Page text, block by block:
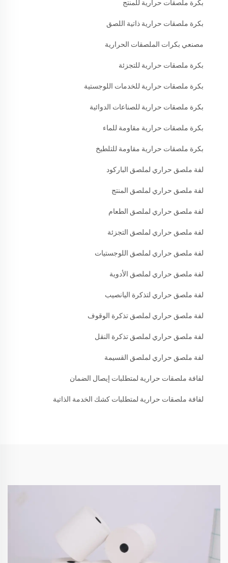
بكرة ملصقات حرارية للمنتج
بكرة ملصقات حرارية ذاتية اللصق
مصنعي بكرات الملصقات الحرارية
بكرة ملصقات حرارية للتجزئة
بكرة ملصقات حرارية للخدمات اللوجستية
بكرة ملصقات حرارية للصناعات الدوائية
بكرة ملصقات حرارية مقاومة للماء
بكرة ملصقات حرارية مقاومة للتلطيخ
لفة ملصق حراري لملصق الباركود
لفة ملصق حراري لملصق المنتج
لفة ملصق حراري لملصق الطعام
لفة ملصق حراري لملصق التجزئة
لفة ملصق حراري لملصق اللوجستيات
لفة ملصق حراري لملصق الأدوية
لفة ملصق حراري لتذكرة اليانصيب
لفة ملصق حراري لملصق تذكرة الوقوف
لفة ملصق حراري لملصق تذكرة النقل
لفة ملصق حراري لملصق القسيمة
لفافة ملصقات حرارية لمتطلبات إيصال الضمان
لفافة ملصقات حرارية لمتطلبات كشك الخدمة الذاتية